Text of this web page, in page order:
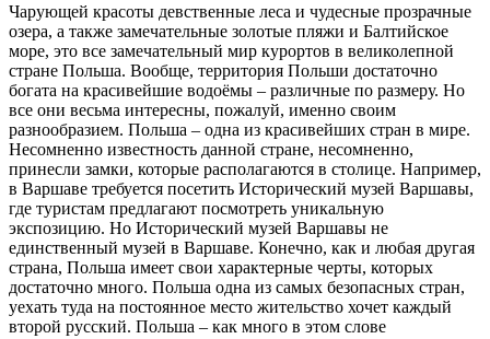
Чарующей красоты девственные леса и чудесные прозрачные
озера, а также замечательные золотые пляжи и Балтийское
море, это все замечательный мир курортов в великолепной
стране Польша. Вообще, территория Польши достаточно
богата на красивейшие водоёмы – различные по размеру. Но
все они весьма интересны, пожалуй, именно своим
разнообразием. Польша – одна из красивейших стран в мире.
Несомненно известность данной стране, несомненно,
принесли замки, которые располагаются в столице. Например,
в Варшаве требуется посетить Исторический музей Варшавы,
где туристам предлагают посмотреть уникальную
экспозицию. Но Исторический музей Варшавы не
единственный музей в Варшаве. Конечно, как и любая другая
страна, Польша имеет свои характерные черты, которых
достаточно много. Польша одна из самых безопасных стран,
уехать туда на постоянное место жительство хочет каждый
второй русский. Польша – как много в этом слове